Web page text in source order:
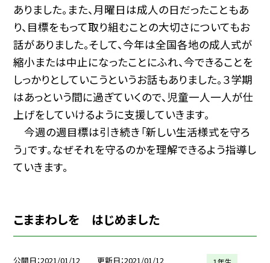
ありました。また、月曜日は成人の日だったこともあ
り、目標をもって取り組むことの大切さについてもお
話がありました。そして、今年は全国各地の成人式が
縮小または中止になったことにふれ、今できることを
しっかりとしていこうというお話もありました。３学期
はあっという間に過ぎていくので、児童一人一人が仕
上げをしていけるように支援していきます。
今週の週目標は引き続き「新しい生活様式を守ろ
う」です。なぜそれを守るのかを理解できるよう指導し
ていきます。
こままわしを はじめました
公開日 2021/01/12 更新日 2021/01/12